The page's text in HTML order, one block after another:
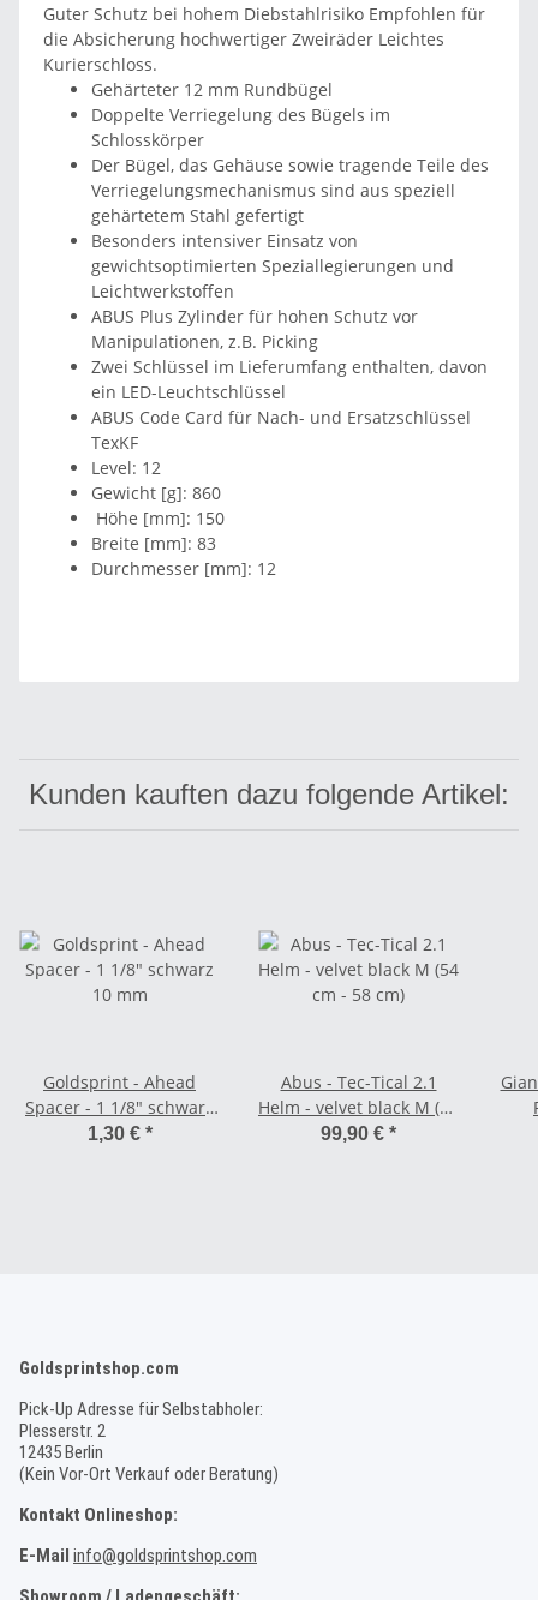
Guter Schutz bei hohem Diebstahlrisiko Empfohlen für
die Absicherung hochwertiger Zweiräder Leichtes
Kurierschloss.
Gehärteter 12 mm Rundbügel
Doppelte Verriegelung des Bügels im
Schlosskörper
Der Bügel, das Gehäuse sowie tragende Teile des
Verriegelungsmechanismus sind aus speziell
gehärtetem Stahl gefertigt
Besonders intensiver Einsatz von
gewichtsoptimierten Speziallegierungen und
Leichtwerkstoffen
ABUS Plus Zylinder für hohen Schutz vor
Manipulationen, z.B. Picking
Zwei Schlüssel im Lieferumfang enthalten, davon
ein LED-Leuchtschlüssel
ABUS Code Card für Nach- und Ersatzschlüssel
TexKF
Level: 12
Gewicht [g]: 860
Höhe [mm]: 150
Breite [mm]: 83
Durchmesser [mm]: 12
Kunden kauften dazu folgende Artikel:
Goldsprint - Ahead
Spacer - 1 1/8" schwarz
10 mm
1,30 € *
Abus - Tec-Tical 2.1
Helm - velvet black M (54
cm - 58 cm)
99,90 € *
Goldsprintshop.com
Pick-Up Adresse für Selbstabholer:
Plesserstr. 2
12435 Berlin
(Kein Vor-Ort Verkauf oder Beratung)
Kontakt Onlineshop:
E-Mail info@goldsprintshop.com